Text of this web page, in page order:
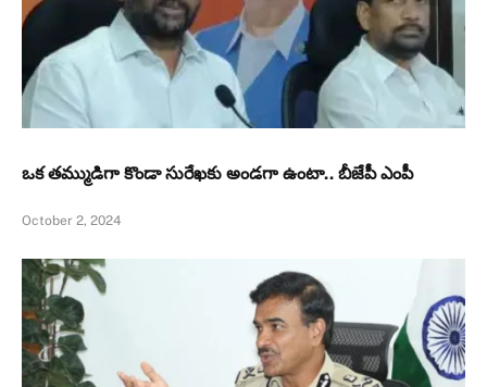
ఒక తమ్ముడిగా కొండా సురేఖకు అండగా ఉంటా.. బీజేపీ ఎంపీ
October 2, 2024